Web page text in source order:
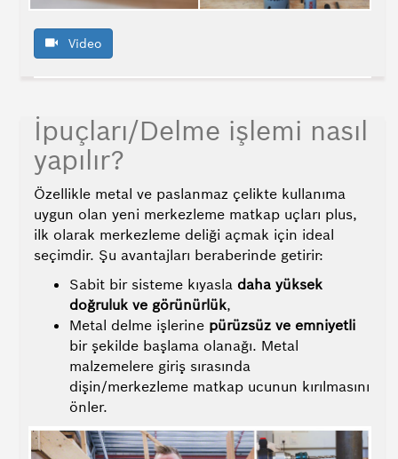
Video
İpuçları/Delme işlemi nasıl
yapılır?
Özellikle metal ve paslanmaz çelikte kullanıma
uygun olan yeni merkezleme matkap uçları plus,
ilk olarak merkezleme deliği açmak için ideal
seçimdir. Şu avantajları beraberinde getirir:
Sabit bir sisteme kıyasla daha yüksek
doğruluk ve görünürlük,
Metal delme işlerine pürüzsüz ve emniyetli
bir şekilde başlama olanağı. Metal
malzemelere giriş sırasında
dişin/merkezleme matkap ucunun kırılmasını
önler.